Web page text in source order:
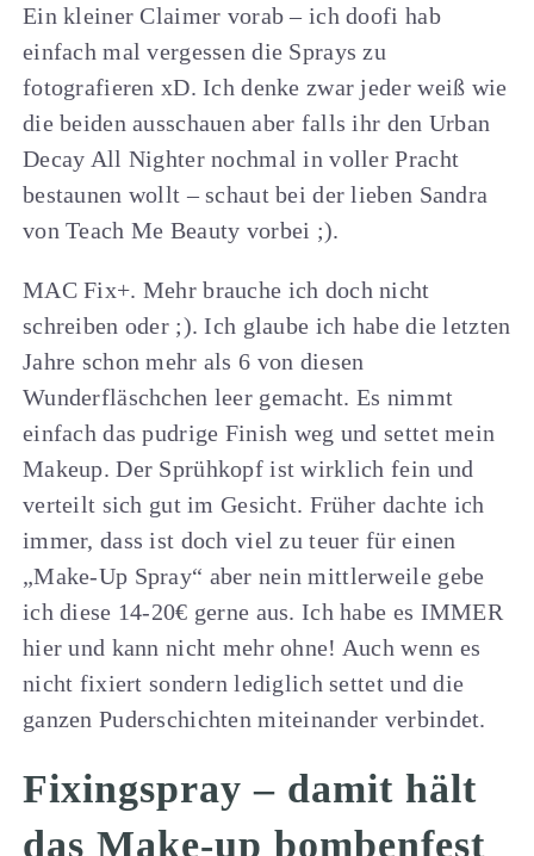
Ein kleiner Claimer vorab – ich doofi hab
einfach mal vergessen die Sprays zu
fotografieren xD. Ich denke zwar jeder weiß wie
die beiden ausschauen aber falls ihr den Urban
Decay All Nighter nochmal in voller Pracht
bestaunen wollt – schaut bei der lieben Sandra
von Teach Me Beauty vorbei ;).
MAC Fix+. Mehr brauche ich doch nicht
schreiben oder ;). Ich glaube ich habe die letzten
Jahre schon mehr als 6 von diesen
Wunderfläschchen leer gemacht. Es nimmt
einfach das pudrige Finish weg und settet mein
Makeup. Der Sprühkopf ist wirklich fein und
verteilt sich gut im Gesicht. Früher dachte ich
immer, dass ist doch viel zu teuer für einen
„Make-Up Spray“ aber nein mittlerweile gebe
ich diese 14-20€ gerne aus. Ich habe es IMMER
hier und kann nicht mehr ohne! Auch wenn es
nicht fixiert sondern lediglich settet und die
ganzen Puderschichten miteinander verbindet.
Fixingspray – damit hält
das Make-up bombenfest